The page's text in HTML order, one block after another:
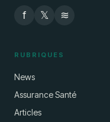
f 𝕏 ≋
RUBRIQUES
News
Assurance Santé
Articles